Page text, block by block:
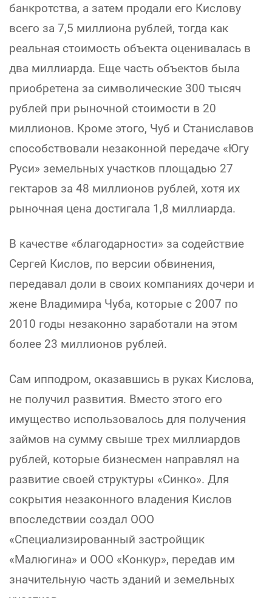
банкротства, а затем продали его Кислову
всего за 7,5 миллиона рублей, тогда как
реальная стоимость объекта оценивалась в
два миллиарда. Еще часть объектов была
приобретена за символические 300 тысяч
рублей при рыночной стоимости в 20
миллионов. Кроме этого, Чуб и Станиславов
способствовали незаконной передаче «Югу
Руси» земельных участков площадью 27
гектаров за 48 миллионов рублей, хотя их
рыночная цена достигала 1,8 миллиарда.
В качестве «благодарности» за содействие
Сергей Кислов, по версии обвинения,
передавал доли в своих компаниях дочери и
жене Владимира Чуба, которые с 2007 по
2010 годы незаконно заработали на этом
более 23 миллионов рублей.
Сам ипподром, оказавшись в руках Кислова,
не получил развития. Вместо этого его
имущество использовалось для получения
займов на сумму свыше трех миллиардов
рублей, которые бизнесмен направлял на
развитие своей структуры «Синко». Для
сокрытия незаконного владения Кислов
впоследствии создал ООО
«Специализированный застройщик
«Малюгина» и ООО «Конкур», передав им
значительную часть зданий и земельных